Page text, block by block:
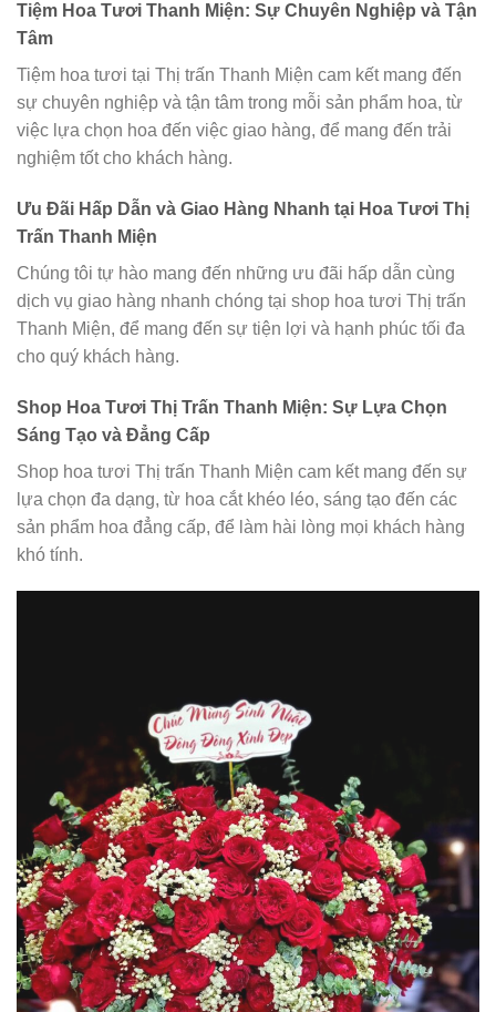
Tiệm Hoa Tươi Thanh Miện: Sự Chuyên Nghiệp và Tận
Tâm
Tiệm hoa tươi tại Thị trấn Thanh Miện cam kết mang đến
sự chuyên nghiệp và tận tâm trong mỗi sản phẩm hoa, từ
việc lựa chọn hoa đến việc giao hàng, để mang đến trải
nghiệm tốt cho khách hàng.
Ưu Đãi Hấp Dẫn và Giao Hàng Nhanh tại Hoa Tươi Thị
Trấn Thanh Miện
Chúng tôi tự hào mang đến những ưu đãi hấp dẫn cùng
dịch vụ giao hàng nhanh chóng tại shop hoa tươi Thị trấn
Thanh Miện, để mang đến sự tiện lợi và hạnh phúc tối đa
cho quý khách hàng.
Shop Hoa Tươi Thị Trấn Thanh Miện: Sự Lựa Chọn
Sáng Tạo và Đẳng Cấp
Shop hoa tươi Thị trấn Thanh Miện cam kết mang đến sự
lựa chọn đa dạng, từ hoa cắt khéo léo, sáng tạo đến các
sản phẩm hoa đẳng cấp, để làm hài lòng mọi khách hàng
khó tính.